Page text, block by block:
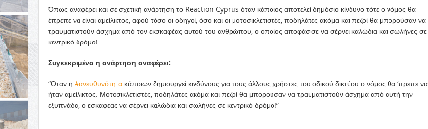
Όπως αναφέρει και σε σχετική ανάρτηση το Reaction Cyprus όταν κάποιος αποτελεί δημόσιο κίνδυνο τότε ο νόμος θα
έπρεπε να είναι αμείλικτος, αφού τόσο οι οδηγοί, όσο και οι μοτοσικλετιστές, ποδηλάτες ακόμα και πεζοί θα μπορούσαν να
τραυματιστούν άσχημα από τον εκσκαφέας αυτού του ανθρώπου, ο οποίος αποφάσισε να σέρνει καλώδια και σωλήνες σε
κεντρικό δρόμο!
Συγκεκριμένα η ανάρτηση αναφέρει:
“Όταν η #ανευθυνότητακάποιων δημιουργεί κινδύνους για τους άλλους χρήστες του οδικού δικτύου ο νόμος θα ‘πρεπε να
ήταν αμείλικτος. Μοτοσικλετιστές, ποδηλάτες ακόμα και πεζοί θα μπορούσαν να τραυματιστούν άσχημα από αυτή την
εξυπνάδα, ο εσκαφεας να σέρνει καλώδια και σωλήνες σε κεντρικό δρόμο!”